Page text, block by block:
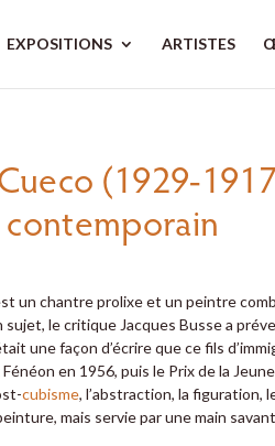
EXPOSITIONS ARTISTES
(1929-
un chantre prolixe et un peintre
sujet, le critique Jacques Busse a
une façon d’écrire que ce fils
en 1956, puis le Prix de la
cubisme, l’abstraction, la figuration,
mais servie par une main